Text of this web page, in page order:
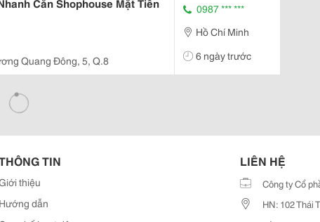
Quang Đông, 5, Q.8
0987 *** ***
Hồ Chí Minh
6 ngày trước
TIN
thiệu
Hướng dẫn
LIÊN HỆ
Công ty Cổ
HN: 102 Thái